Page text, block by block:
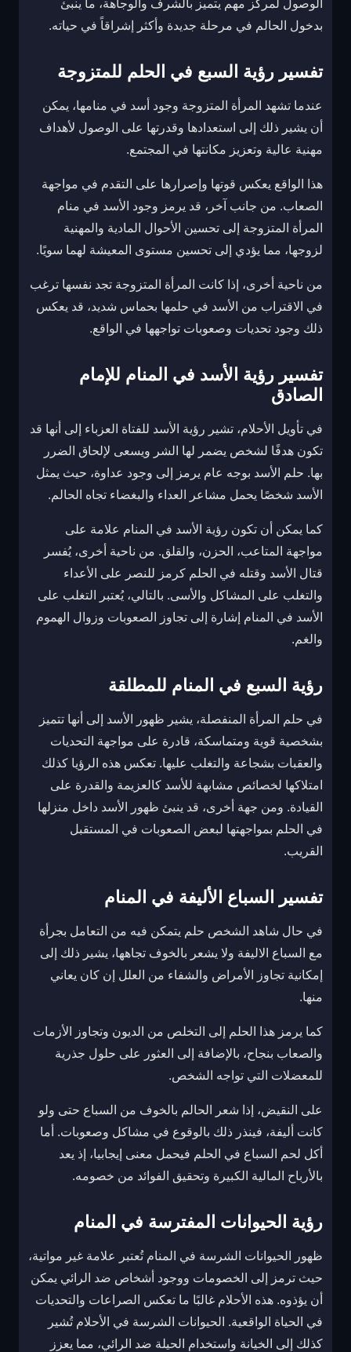
الوصول لمركز مهم يتميز بالشرف والوجاهة، ما ينبئ
بدخول الحالم في مرحلة جديدة وأكثر إشراقاً في حياته.
تفسير رؤية السبع في الحلم للمتزوجة
عندما تشهد المرأة المتزوجة وجود أسد في منامها، يمكن
أن يشير ذلك إلى استعدادها وقدرتها على الوصول لأهداف
مهنية عالية وتعزيز مكانتها في المجتمع.
هذا الواقع يعكس قوتها وإصرارها على التقدم في مواجهة
الصعاب. من جانب آخر، قد يرمز وجود الأسد في منام
المرأة المتزوجة إلى تحسين الأحوال المادية والمهنية
لزوجها، مما يؤدي إلى تحسين مستوى المعيشة لهما سويًا.
من ناحية أخرى، إذا كانت المرأة المتزوجة تجد نفسها ترغب
في الاقتراب من الأسد في حلمها بحماس شديد، قد يعكس
ذلك وجود تحديات وصعوبات تواجهها في الواقع.
تفسير رؤية الأسد في المنام للإمام
الصادق
في تأويل الأحلام، تشير رؤية الأسد للفتاة العزباء إلى أنها قد
تكون هدفًا لشخص يضمر لها الشر ويسعى لإلحاق الضرر
بها. حلم الأسد بوجه عام يرمز إلى وجود عداوة، حيث يمثل
الأسد شخصًا يحمل مشاعر العداء والبغضاء تجاه الحالم.
كما يمكن أن تكون رؤية الأسد في المنام علامة على
مواجهة المتاعب، الحزن، والقلق. من ناحية أخرى، يُفسر
قتال الأسد وقتله في الحلم كرمز للنصر على الأعداء
والتغلب على المشاكل والأسى. بالتالي، يُعتبر التغلب على
الأسد في المنام إشارة إلى تجاوز الصعوبات وزوال الهموم
والغم.
رؤية السبع في المنام للمطلقة
في حلم المرأة المنفصلة، يشير ظهور الأسد إلى أنها تتميز
بشخصية قوية ومتماسكة، قادرة على مواجهة التحديات
والعقبات بشجاعة والتغلب عليها. تعكس هذه الرؤيا كذلك
امتلاكها لخصائص مشابهة للأسد كالعزيمة والقدرة على
القيادة. ومن جهة أخرى، قد ينبئ ظهور الأسد داخل منزلها
في الحلم بمواجهتها لبعض الصعوبات في المستقبل
القريب.
تفسير السباع الأليفة في المنام
في حال شاهد الشخص حلم يتمكن فيه من التعامل بجرأة
مع السباع الاليفة ولا يشعر بالخوف تجاهها، يشير ذلك إلى
إمكانية تجاوز الأمراض والشفاء من العلل إن كان يعاني
منها.
كما يرمز هذا الحلم إلى التخلص من الديون وتجاوز الأزمات
والصعاب بنجاح، بالإضافة إلى العثور على حلول جذرية
للمعضلات التي تواجه الشخص.
على النقيض، إذا شعر الحالم بالخوف من السباع حتى ولو
كانت أليفة، فينذر ذلك بالوقوع في مشاكل وصعوبات. أما
أكل لحم السباع في الحلم فيحمل معنى إيجابيا، إذ يعد
بالأرباح المالية الكبيرة وتحقيق الفوائد من خصومه.
رؤية الحيوانات المفترسة في المنام
ظهور الحيوانات الشرسة في المنام تُعتبر علامة غير مواتية،
حيث ترمز إلى الخصومات ووجود أشخاص ضد الرائي يمكن
أن يؤذوه. هذه الأحلام غالبًا ما تعكس الصراعات والتحديات
في الحياة الواقعية. الحيوانات الشرسة في الأحلام تُشير
كذلك إلى الخيانة واستخدام الحيلة ضد الرائي، مما يعزز